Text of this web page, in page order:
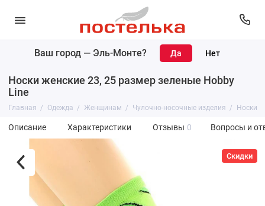
Ваш город — Эль-Монте?
Носки женские 23, 25 размер зеленые Hobby
Line
Главная Одежда Женщинам Чулочно-носочные изделия Носки
Описание Характеристики Отзывы 0 Вопросы и
Скидки